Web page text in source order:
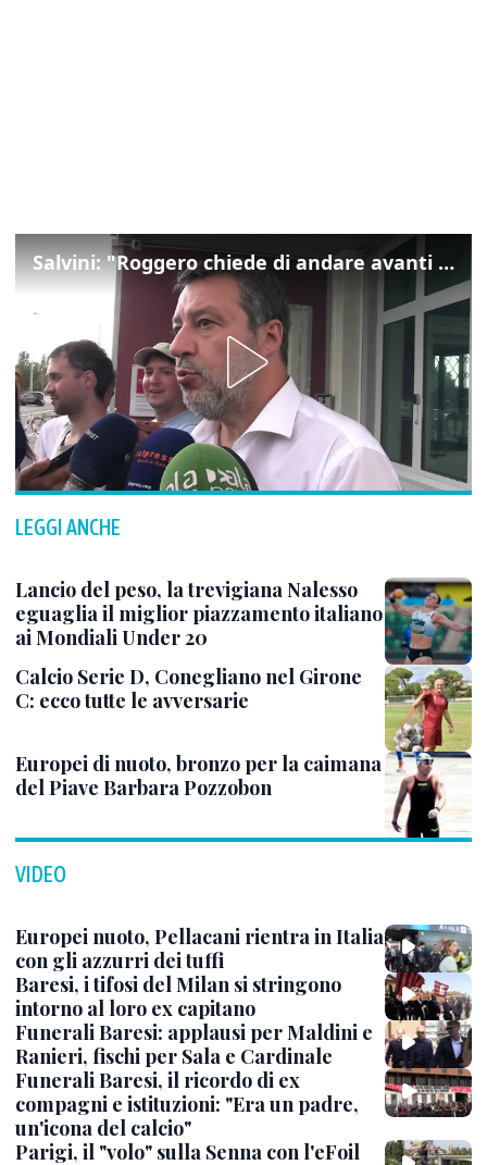
Salvini: "Roggero chiede di andare avanti su norma anti-risarcimenti"
LEGGI ANCHE
Lancio del peso, la trevigiana Nalesso
eguaglia il miglior piazzamento italiano
ai Mondiali Under 20
Calcio Serie D, Conegliano nel Girone
C: ecco tutte le avversarie
Europei di nuoto, bronzo per la caimana
del Piave Barbara Pozzobon
VIDEO
Europei nuoto, Pellacani rientra in Italia
con gli azzurri dei tuffi
Baresi, i tifosi del Milan si stringono
intorno al loro ex capitano
Funerali Baresi: applausi per Maldini e
Ranieri, fischi per Sala e Cardinale
Funerali Baresi, il ricordo di ex
compagni e istituzioni: "Era un padre,
un'icona del calcio"
Parigi, il "volo" sulla Senna con l'eFoil